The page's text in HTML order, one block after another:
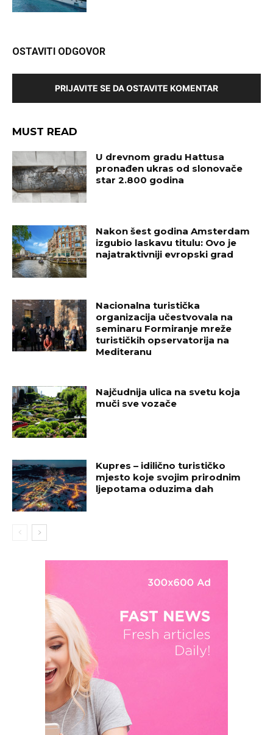
OSTAVITI ODGOVOR
PRIJAVITE SE DA OSTAVITE KOMENTAR
MUST READ
U drevnom gradu Hattusa
pronađen ukras od slonovače
star 2.800 godina
Nakon šest godina Amsterdam
izgubio laskavu titulu: Ovo je
najatraktivniji evropski grad
Nacionalna turistička
organizacija učestvovala na
seminaru Formiranje mreže
turističkih opservatorija na
Mediteranu
Najčudnija ulica na svetu koja
muči sve vozače
Kupres – idilično turističko
mjesto koje svojim prirodnim
ljepotama oduzima dah